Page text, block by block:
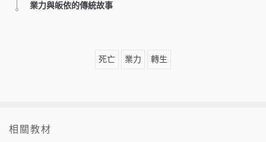
業力與皈依的傳統故事
死亡 業力 轉生
相關教材